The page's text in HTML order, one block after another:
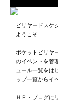
ビリヤードスケ
ようこそ
ポケットビリヤ
のイベントを管
ュール一覧をは
ップ一覧からイ
ＨＰ・ブログに